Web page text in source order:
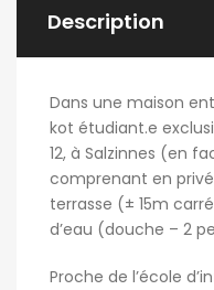
Description
Dans une maison
kot étudiant.e
12, à Salzinnes (en
comprenant en
terrasse (± 15m
d’eau (douche – 2
Proche de l’école